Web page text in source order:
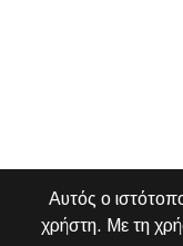
Αυτός ο
χρήστη. Με τη